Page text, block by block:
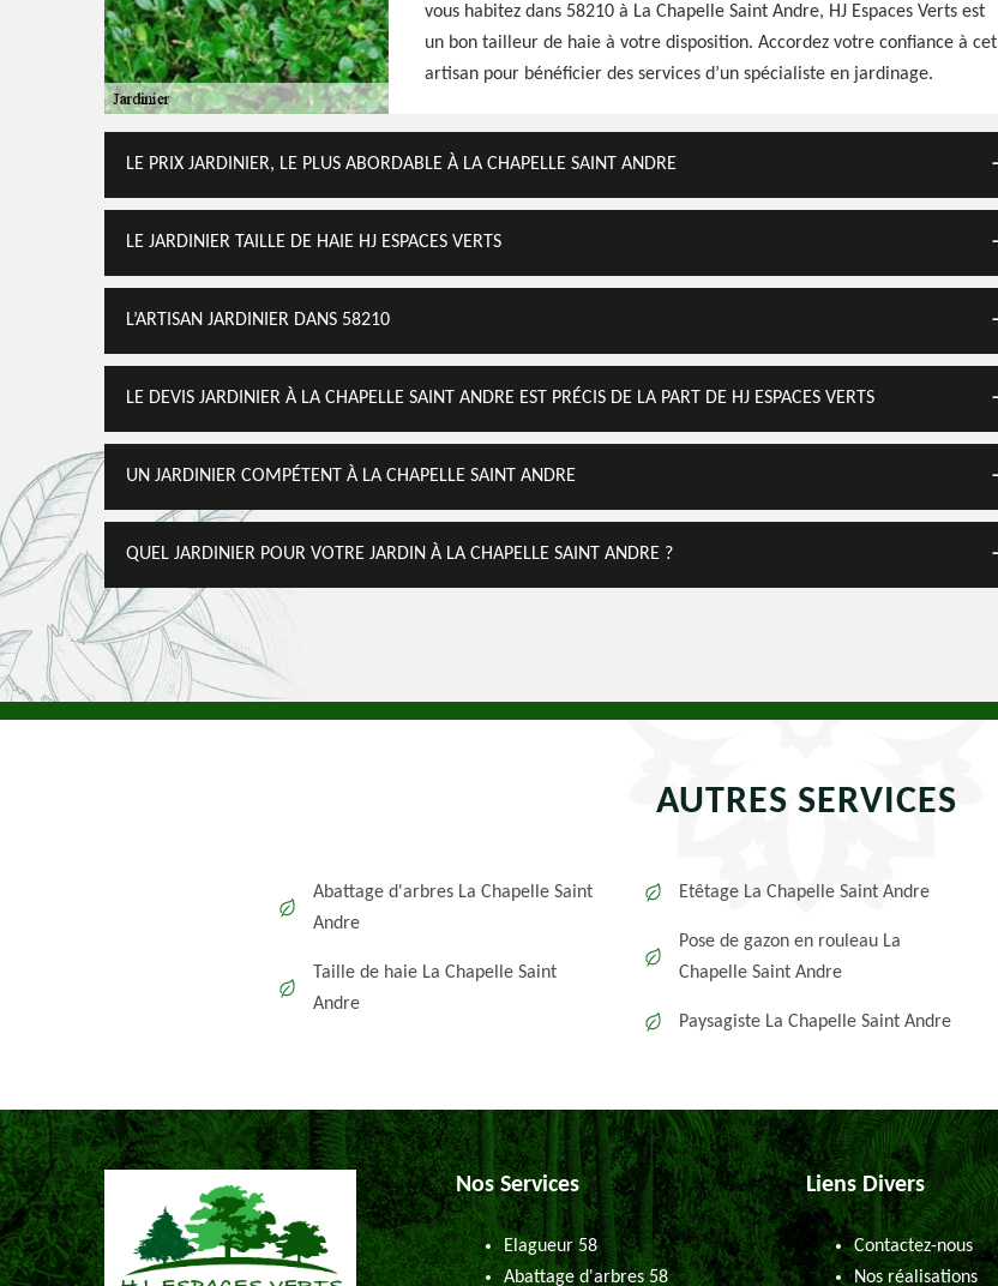
vous habitez dans 58210 à La Chapelle Saint Andre, HJ Espaces Verts est
un bon tailleur de haie à votre disposition. Accordez votre confiance à cet
artisan pour bénéficier des services d’un spécialiste en jardinage.
LE PRIX JARDINIER, LE PLUS ABORDABLE À LA CHAPELLE SAINT ANDRE
LE JARDINIER TAILLE DE HAIE HJ ESPACES VERTS
L’ARTISAN JARDINIER DANS 58210
LE DEVIS JARDINIER À LA CHAPELLE SAINT ANDRE EST PRÉCIS DE LA PART DE HJ ESPACES VERTS
UN JARDINIER COMPÉTENT À LA CHAPELLE SAINT ANDRE
QUEL JARDINIER POUR VOTRE JARDIN À LA CHAPELLE SAINT ANDRE ?
AUTRES SERVICES
Abattage d'arbres La Chapelle Saint
Andre
Taille de haie La Chapelle Saint
Andre
Etêtage La Chapelle Saint Andre
Pose de gazon en rouleau La
Chapelle Saint Andre
Paysagiste La Chapelle Saint Andre
Nos Services
Elagueur 58
Abattage d'arbres 58
Liens Divers
Contactez-nous
Nos réalisations